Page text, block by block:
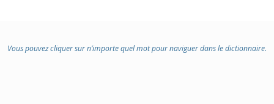
Vous pouvez cliquer sur n’importe quel mot pour naviguer dans le dictionnaire.